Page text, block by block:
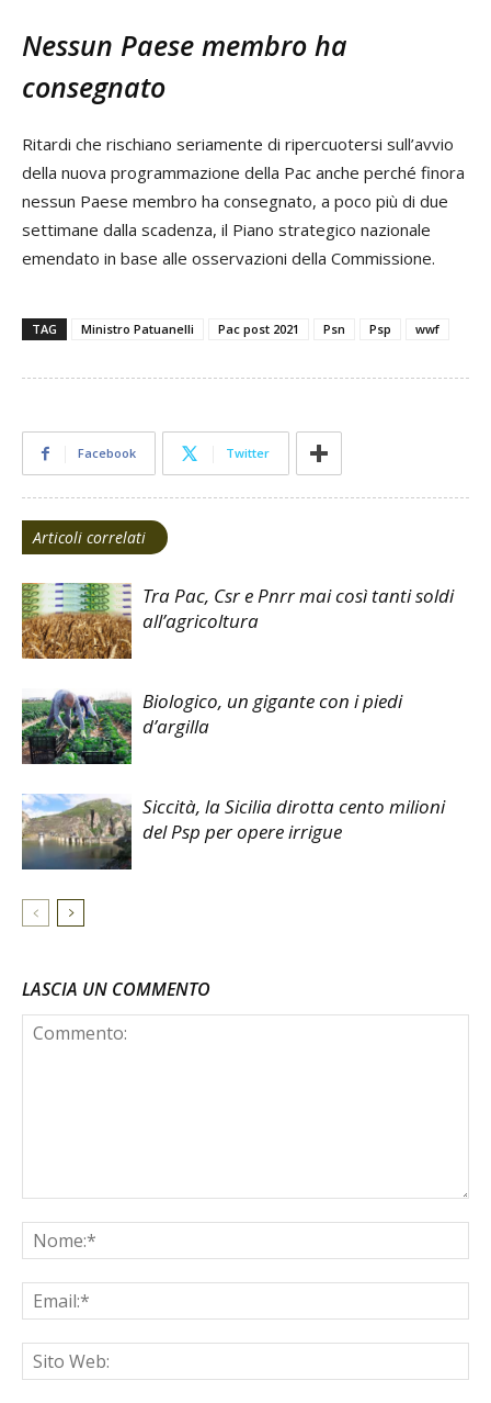
Nessun Paese membro ha
consegnato
Ritardi che rischiano seriamente di ripercuotersi sull’avvio
della nuova programmazione della Pac anche perché finora
nessun Paese membro ha consegnato, a poco più di due
settimane dalla scadenza, il Piano strategico nazionale
emendato in base alle osservazioni della Commissione.
TAG Ministro Patuanelli Pac post 2021 Psn Psp wwf
Facebook Twitter
Articoli correlati
Tra Pac, Csr e Pnrr mai così tanti soldi
all’agricoltura
Biologico, un gigante con i piedi
d’argilla
Siccità, la Sicilia dirotta cento milioni
del Psp per opere irrigue
LASCIA UN COMMENTO